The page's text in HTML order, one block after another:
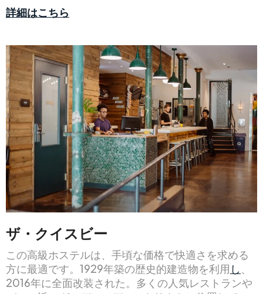
詳細はこちら
ザ・クイスビー
この高級ホステルは、手頃な価格で快適さを求める
方に最適です。1929年築の歴史的建造物を利用 し 、
2016年に全面改装された。多くの人気レストランや